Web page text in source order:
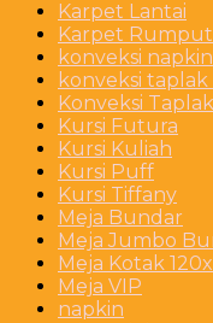
Karpet Lantai
Karpet Rumput
konveksi napkin
konveksi taplak
Konveksi
Kursi Futura
Kursi Kuliah
Kursi Puff
Kursi Tiffany
Meja Bundar
Meja Jumbo
Meja Kotak
Meja VIP
napkin